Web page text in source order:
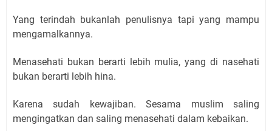
Yang terindah bukanlah penulisnya tapi yang mampu
mengamalkannya.
Menasehati bukan berarti lebih mulia, yang di nasehati
bukan berarti lebih hina.
Karena sudah kewajiban. Sesama muslim saling
mengingatkan dan saling menasehati dalam kebaikan.